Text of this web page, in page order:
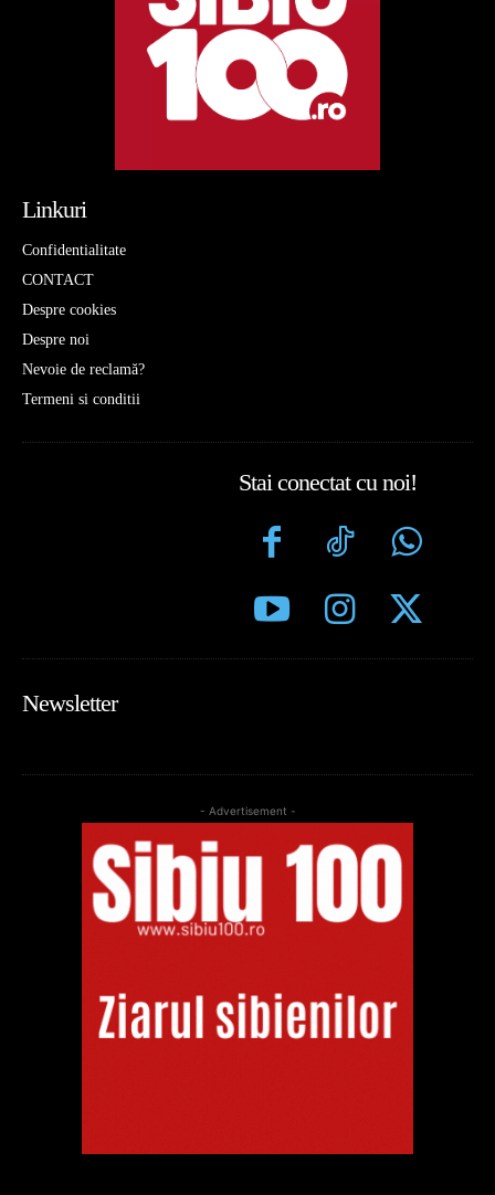
Linkuri
Confidentialitate
CONTACT
Despre cookies
Despre noi
Nevoie de reclamă?
Termeni si conditii
Stai conectat cu noi!
Newsletter
- Advertisement -